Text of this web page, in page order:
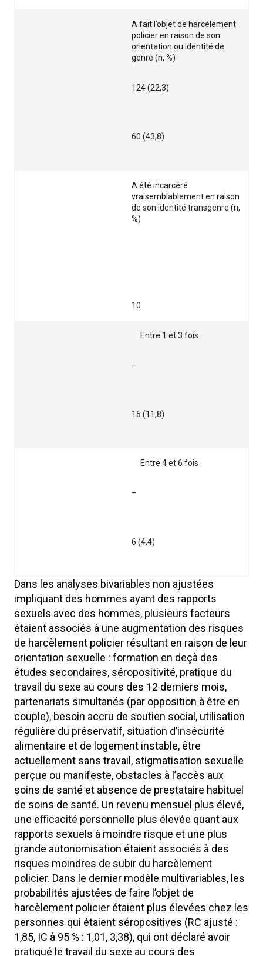
A fait l’objetde harcèlement
policier en raison de son
orientation ou identité de
genre (n, %)
124 (22,3)
60 (43,8)
A été incarcéré
vraisemblablement en raison
de son identité transgenre (n,
%)
10
Entre 1 et 3 fois
–
15 (11,8)
Entre 4 et 6 fois
–
6 (4,4)
Dans les analyses bivariables non ajustées
impliquant des hommes ayant des rapports
sexuels avec des hommes, plusieurs facteurs
étaient associés à une augmentation des risques
de harcèlement policier résultant en raison de leur
orientation sexuelle : formation en deçà des
études secondaires, séropositivité, pratique du
travail du sexe au cours des 12 derniers mois,
partenariats simultanés (par opposition à être en
couple), besoin accru de soutien social, utilisation
régulière du préservatif, situation d’insécurité
alimentaire et de logement instable, être
actuellement sans travail, stigmatisation sexuelle
perçue ou manifeste, obstacles à l’accès aux
soins de santé et absence de prestataire habituel
de soins de santé. Un revenu mensuel plus élevé,
une efficacité personnelle plus élevée quant aux
rapports sexuels à moindre risque et une plus
grande autonomisation étaient associés à des
risques moindres de subir du harcèlement
policier. Dans le dernier modèle multivariables, les
probabilités ajustées de faire l’objet de
harcèlement policier étaient plus élevées chez les
personnes qui étaient séropositives (RC ajusté :
1,85, IC à 95 % : 1,01, 3,38), qui ont déclaré avoir
pratiqué le travail du sexe au cours des